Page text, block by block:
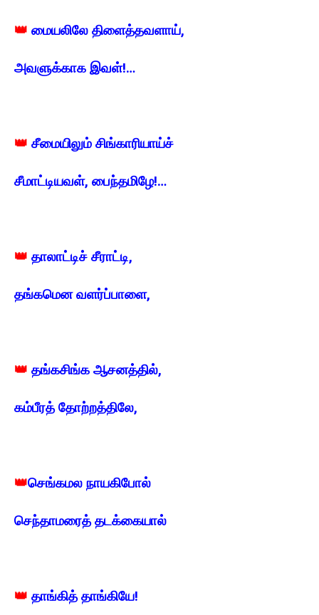
👑 மையலிலே திளைத்தவளாய்,
அவளுக்காக இவள்!…
👑 சீமையிலும் சிங்காரியாய்ச்
சீமாட்டியவள், பைந்தமிழே!…
👑 தாலாட்டிச் சீராட்டி,
தங்கமென வளர்ப்பாளை,
👑 தங்கசிங்க ஆசனத்தில்,
கம்பீரத் தோற்றத்திலே,
👑செங்கமல நாயகிபோல்
செந்தாமரைத் தடக்கையால்
👑 தாங்கித் தாங்கியே!